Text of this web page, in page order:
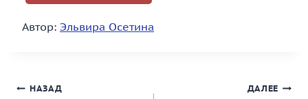
Автор: Эльвира Осетина
Навигация
НАЗАД ДАЛЕЕ